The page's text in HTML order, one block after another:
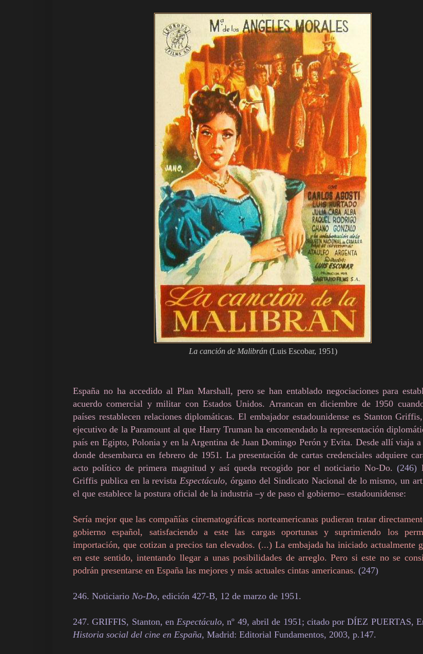
La canción de Malibrán(Luis Escobar, 1951)
España no ha accedido al Plan Marshall, pero se han entablado negociaciones para
acuerdo comercial y militar con Estados Unidos. Arrancan en diciembre de 1950
países restablecen relaciones diplomáticas. El embajador estadounidense es Stanton
ejecutivo de la Paramount al que Harry Truman ha encomendado la representación
país en Egipto, Polonia y en la Argentina de Juan Domingo Perón y Evita. Desde allí viaja a
donde desembarca en febrero de 1951. La presentación de cartas credenciales adquiere
acto político de primera magnitud y así queda recogido por el noticiario No-Do.(246)
Griffis publica en la revista Espectáculo, órgano del Sindicato Nacional de lo mismo, un
el que establece la postura oficial de la industria –y de paso el gobierno– estadounidense:
Sería mejor que las compañías cinematográficas norteamericanas pudieran tratar
gobierno español, satisfaciendo a este las cargas oportunas y suprimiendo los
importación, que cotizan a precios tan elevados. (...) La embajada ha iniciado actualmente
en este sentido, intentando llegar a unas posibilidades de arreglo. Pero si este no se
podrán presentarse en España las mejores y más actuales cintas americanas. (247)
246. Noticiario No-Do, edición 427-B, 12 de marzo de 1951.
247. GRIFFIS, Stanton, en Espectáculo, nº 49, abril de 1951; citado por DÍEZ PUERTAS,
Historia social del cine en España, Madrid: Editorial Fundamentos, 2003, p.147.